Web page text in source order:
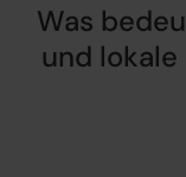
Was
und